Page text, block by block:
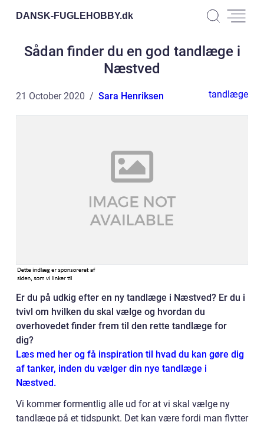
DANSK-FUGLEHOBBY.dk
Sådan finder du en god tandlæge i
Næstved
21 October 2020 Sara Henriksen tandlæge
Er du på udkig efter en ny tandlæge i Næstved? Er du i
tvivl om hvilken du skal vælge og hvordan du
overhovedet finder frem til den rette tandlæge for
dig?
Læs med her og få inspiration til hvad du kan gøre dig
af tanker, inden du vælger din nye tandlæge i
Næstved.
Vi kommer formentlig alle ud for at vi skal vælge ny
tandlæge på et tidspunkt. Det kan være fordi man flytter